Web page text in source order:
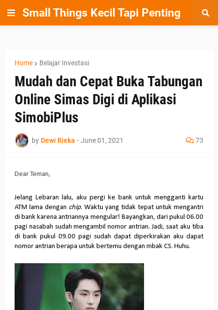
Small Things Kecil Tapi Penting
Home Belajar Investasi
Mudah dan Cepat Buka Tabungan
Online Simas Digi di Aplikasi
SimobiPlus
by Dewi Rieka - June 01, 2021 73
Dear Teman,
Jelang Lebaran lalu, aku pergi ke bank untuk mengganti kartu
ATM lama dengan chip. Waktu yang tidak tepat untuk mengantri
di bank karena antriannya mengular! Bayangkan, dari pukul 06.00
pagi nasabah sudah mengambil nomor antrian. Jadi, saat aku tiba
di bank pukul 09.00 pagi sudah dapat diperkirakan aku dapat
nomor antrian berapa untuk bertemu dengan mbak CS. Huhu.